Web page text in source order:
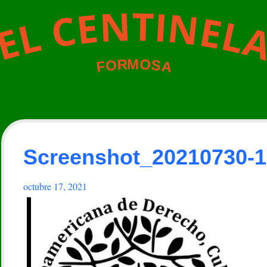
L CENTINELA
FORMOSA
Screenshot_20210730-
octubre 17, 2021